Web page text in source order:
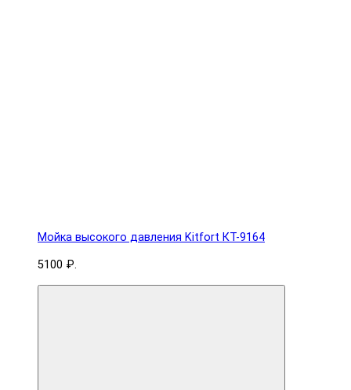
Мойка высокого давления Kitfort КТ-9164
5100 ₽.